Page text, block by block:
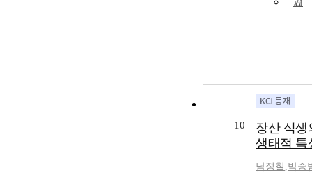
기
10
장산 식생
생태적 특
남정칠 ,박승